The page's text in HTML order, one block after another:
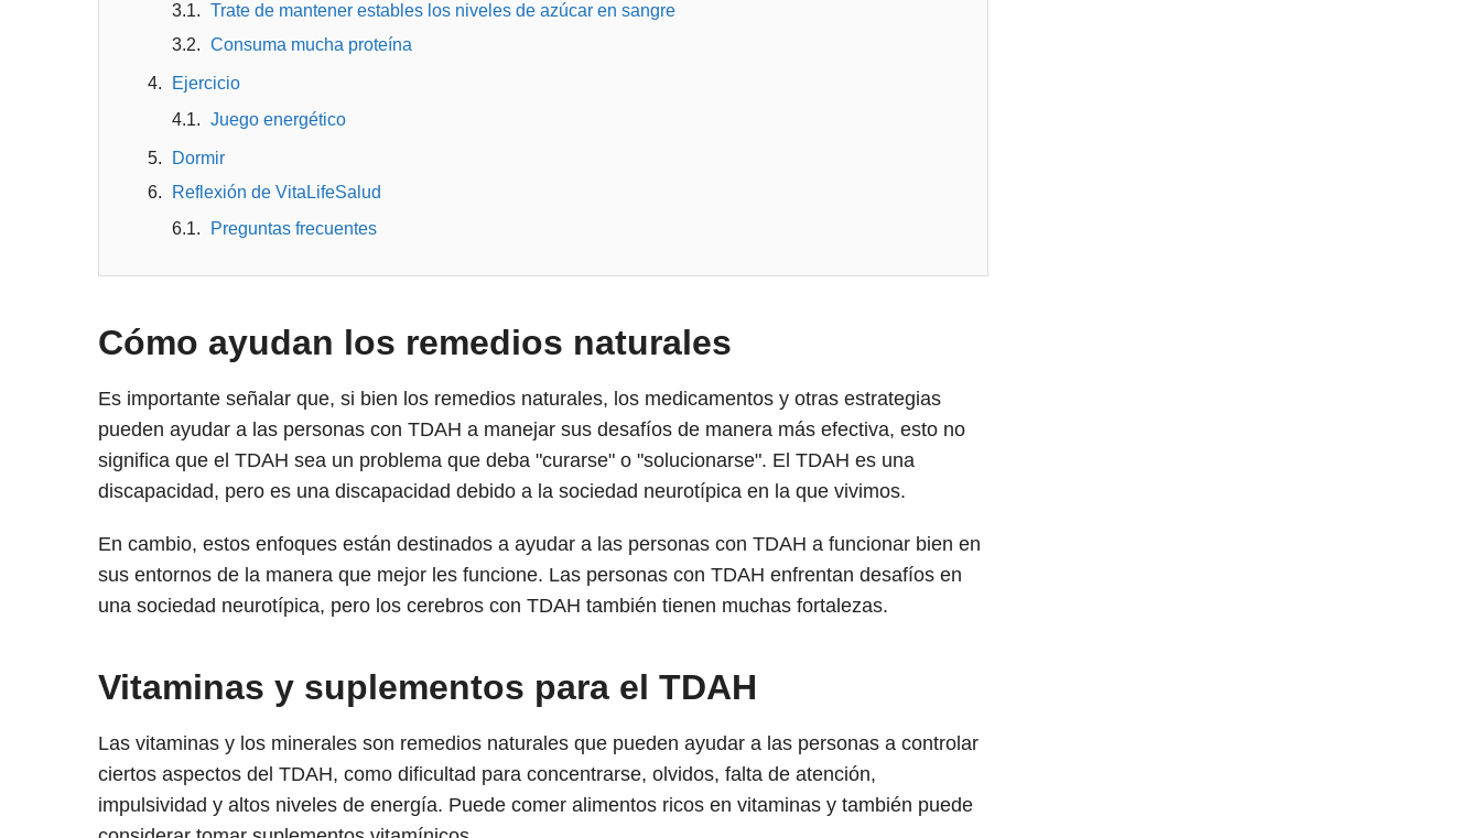
Trate de mantener estables los niveles de azúcar en sangre
Consuma mucha proteína
Ejercicio
Juego energético
Dormir
Reflexión de VitaLifeSalud
Preguntas frecuentes
Cómo ayudan los remedios naturales
Es importante señalar que, si bien los remedios naturales, los medicamentos y otras estrategias
pueden ayudar a las personas con TDAH a manejar sus desafíos de manera más efectiva, esto no
significa que el TDAH sea un problema que deba "curarse" o "solucionarse". El TDAH es una
discapacidad, pero es una discapacidad debido a la sociedad neurotípica en la que vivimos.
En cambio, estos enfoques están destinados a ayudar a las personas con TDAH a funcionar bien en
sus entornos de la manera que mejor les funcione. Las personas con TDAH enfrentan desafíos en
una sociedad neurotípica, pero los cerebros con TDAH también tienen muchas fortalezas.
Vitaminas y suplementos para el TDAH
Las vitaminas y los minerales son remedios naturales que pueden ayudar a las personas a controlar
ciertos aspectos del TDAH, como dificultad para concentrarse, olvidos, falta de atención,
impulsividad y altos niveles de energía. Puede comer alimentos ricos en vitaminas y también puede